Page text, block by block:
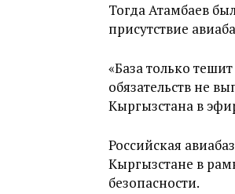
Тогда Атамбаев
присутствие
«База только
обязательств не
Кыргызстана в
Российская
Кыргызстане в
безопасности.